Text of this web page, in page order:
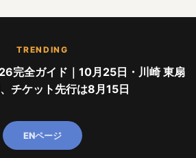
TRENDING
完全ガイド｜10月25日・川崎 東扇
チケット先行は8月15日
ENページ